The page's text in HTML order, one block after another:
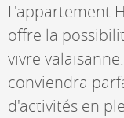
L'appartement
offre la
vivre
conviendra
d'activités en